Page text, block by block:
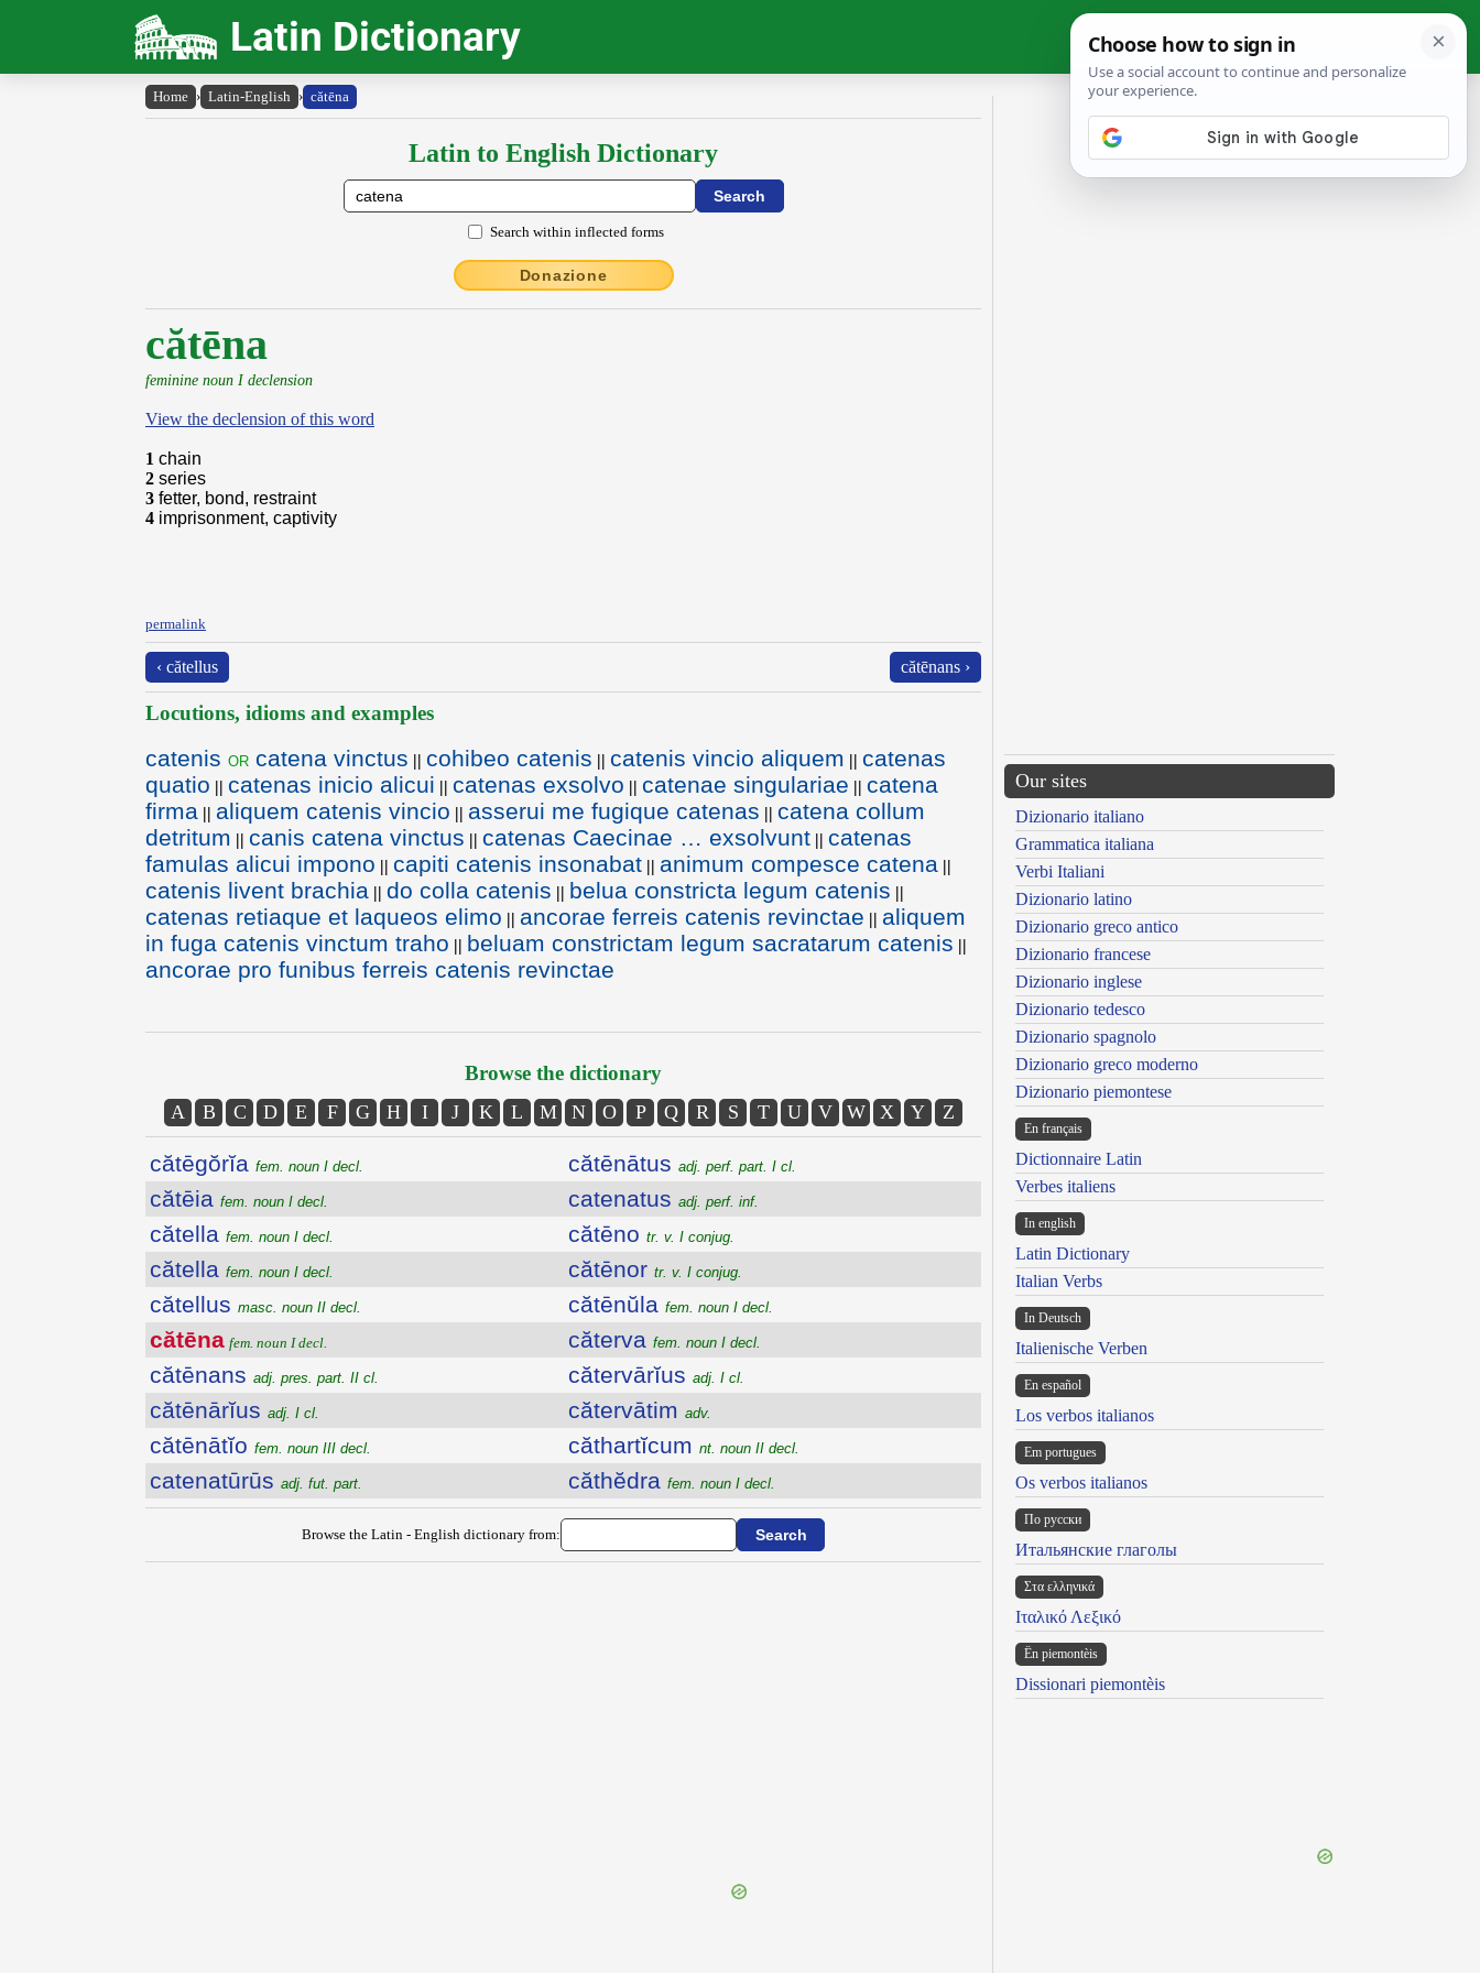
Latin Dictionary
Home › Latin-English › cătēna
Latin to English Dictionary
Search within inflected forms
Donazione
cătēna
feminine noun I declension
View the declension of this word
1 chain
2 series
3 fetter, bond, restraint
4 imprisonment, captivity
permalink
‹ cătellus cătēnans ›
Locutions, idioms and examples
catenis or catena vinctus || cohibeo catenis || catenis vincio aliquem || catenas
quatio || catenas inicio alicui || catenas exsolvo || catenae singulariae || catena
firma || aliquem catenis vincio || asserui me fugique catenas || catena collum
detritum || canis catena vinctus || catenas Caecinae … exsolvunt || catenas
famulas alicui impono || capiti catenis insonabat || animum compesce catena ||
catenis livent brachia || do colla catenis || belua constricta legum catenis ||
catenas retiaque et laqueos elimo || ancorae ferreis catenis revinctae || aliquem
in fuga catenis vinctum traho || beluam constrictam legum sacratarum catenis ||
ancorae pro funibus ferreis catenis revinctae
Browse the dictionary
A B C D E F G H I J K L M N O P Q R S T U V W X Y Z
cătēgŏrĭa fem. noun I decl.
cătēia fem. noun I decl.
cătella fem. noun I decl.
cătella fem. noun I decl.
cătellus masc. noun II decl.
cătēna fem. noun I decl.
cătēnans adj. pres. part. II cl.
cătēnārĭus adj. I cl.
cătēnātĭo fem. noun III decl.
catenatūrūs adj. fut. part.
cătēnātus adj. perf. part. I cl.
catenatus adj. perf. inf.
cătēno tr. v. I conjug.
cătēnor tr. v. I conjug.
cătēnŭla fem. noun I decl.
căterva fem. noun I decl.
cătervārĭus adj. I cl.
cătervātim adv.
căthartĭcum nt. noun II decl.
căthĕdra fem. noun I decl.
Browse the Latin - English dictionary from:
Our sites
Dizionario italiano
Grammatica italiana
Verbi Italiani
Dizionario latino
Dizionario greco antico
Dizionario francese
Dizionario inglese
Dizionario tedesco
Dizionario spagnolo
Dizionario greco moderno
Dizionario piemontese
En français
Dictionnaire Latin
Verbes italiens
In english
Latin Dictionary
Italian Verbs
In Deutsch
Italienische Verben
En español
Los verbos italianos
Em portugues
Os verbos italianos
По русски
Итальянские глаголы
Στα ελληνικά
Ιταλικό Λεξικό
Ën piemontèis
Dissionari piemontèis